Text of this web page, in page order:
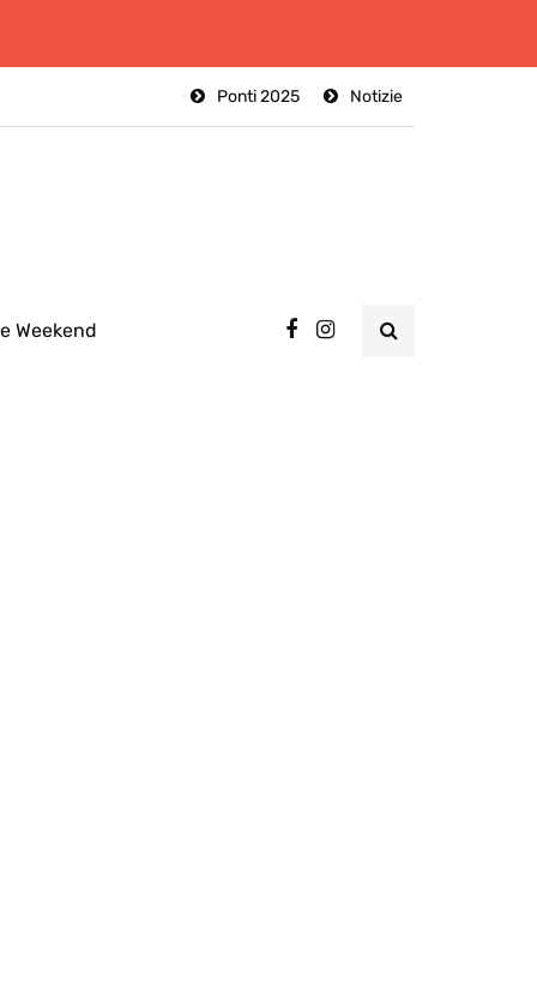
Notizie
Ponti 2025
Weekend